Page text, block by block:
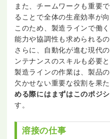
また、チームワークも重要
ることで全体の生産効率が向
このため、製造ラインで働
能力や協調性も求められるの
さらに、自動化が進む現代
ンテナンスのスキルも必要
製造ラインの作業は、製品
欠かせない重要な役割を果た
める際にはまずはこのポジ
す。
溶接の仕事